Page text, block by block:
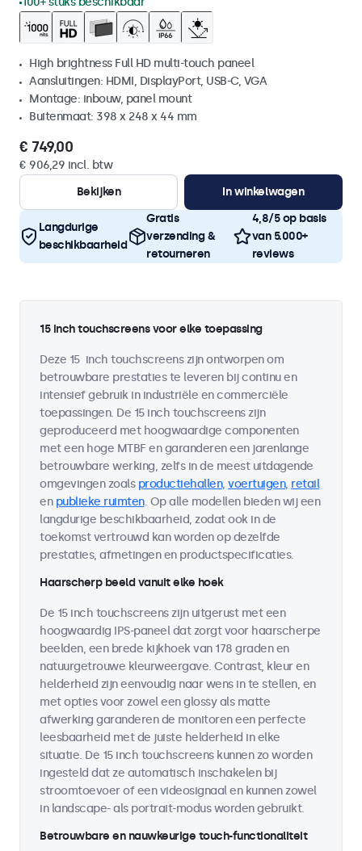
High brightness Full HD multi-touch paneel
Aansluitingen: HDMI, DisplayPort, USB-C, VGA
Montage: inbouw, panel mount
Buitenmaat: 398 x 248 x 44 mm
€ 749,00
€ 906,29 incl. btw
Bekijken
In winkelwagen
Langdurige
beschikbaarheid
Gratis
verzending &
retourneren
4,8/5 op basis
van 5.000+
reviews
15 inch touchscreens voor elke toepassing
Deze 15 inch touchscreens zijn ontworpen om
betrouwbare prestaties te leveren bij continu en
intensief gebruik in industriële en commerciële
toepassingen. De 15 inch touchscreens zijn
geproduceerd met hoogwaardige componenten
met een hoge MTBF en garanderen een jarenlange
betrouwbare werking, zelfs in de meest uitdagende
omgevingen zoals productiehallen, voertuigen, retail
en publieke ruimten. Op alle modellen bieden wij een
langdurige beschikbaarheid, zodat ook in de
toekomst vertrouwd kan worden op dezelfde
prestaties, afmetingen en productspecificaties.
Haarscherp beeld vanuit elke hoek
De 15 inch touchscreens zijn uitgerust met een
hoogwaardig IPS-paneel dat zorgt voor haarscherpe
beelden, een brede kijkhoek van 178 graden en
natuurgetrouwe kleurweergave. Contrast, kleur en
helderheid zijn eenvoudig naar wens in te stellen, en
met opties voor zowel een glossy als matte
afwerking garanderen de monitoren een perfecte
leesbaarheid met de juiste helderheid in elke
situatie. De 15 inch touchscreens kunnen zo worden
ingesteld dat ze automatisch inschakelen bij
stroomtoevoer of een videosignaal en kunnen zowel
in landscape- als portrait-modus worden gebruikt.
Betrouwbare en nauwkeurige touch-functionaliteit